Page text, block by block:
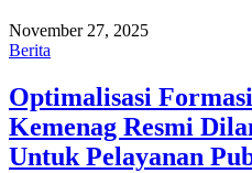
November 27, 2025
Berita
Optimalisasi
Kemenag Resmi
Untuk Pelayanan